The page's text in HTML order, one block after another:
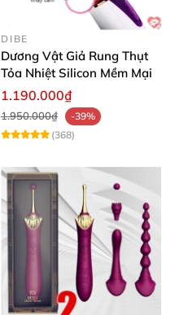
DIBE
Dương Vật Giả Rung Thụt
Tỏa Nhiệt Silicon Mềm Mại
1.190.000₫
1.950.000₫
-39%
(368)